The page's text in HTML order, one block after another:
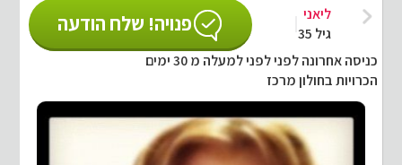
פנויה! שלח הודעה
ליאני
גיל 35
כניסה אחרונה לפני לפני למעלה מ 30 ימים
הכרויות בחולון מרכז